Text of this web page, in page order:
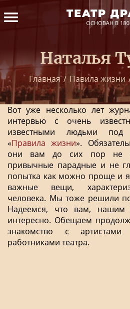
Наталья
Главная / Павила жизни
Вот уже несколько лет
интервью с очень
известными людьми
«Правила жизни».
они вам до сих пор не
привычные парадные и не
попытка как можно проще и
важные вещи,
человека. Мы тоже решили
Надеемся, что вам, нашим
интересно. Обещаем
знакомство с
работниками театра.